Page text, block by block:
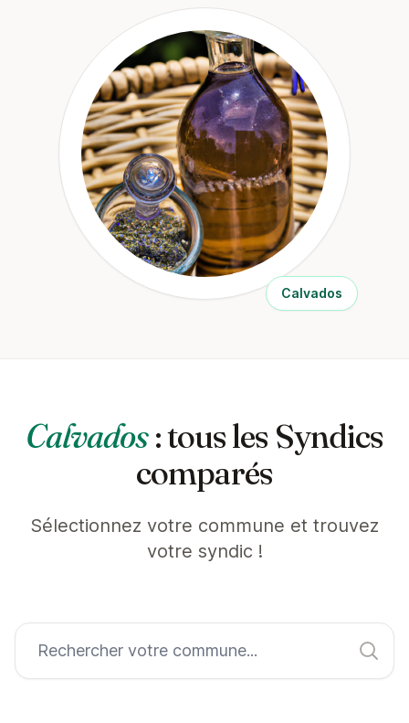
Calvados
Calvados: tous les Syndics
comparés
Sélectionnez votre commune et trouvez
votre syndic !